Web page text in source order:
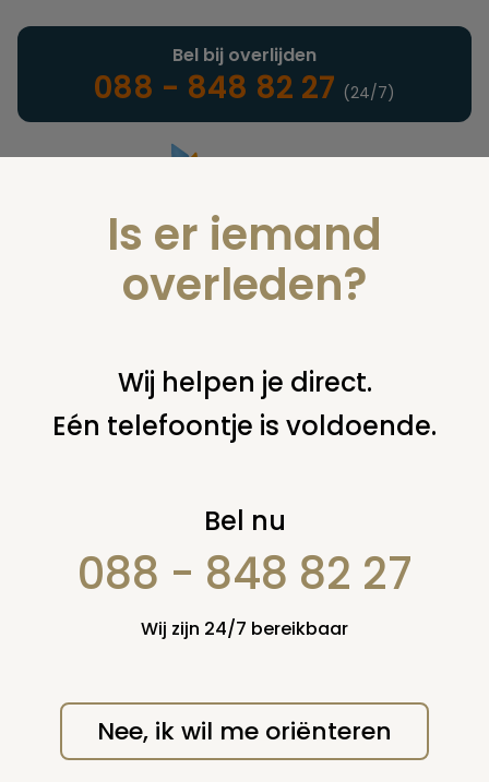
Landelijke uitvaartonderneming
Bel bij overlijden
088 - 848 82 27 (24/7)
U bent hier: home infotheek alle onderwerpen kunst en
herdenkingspannen
Herdenkingspannen
Is er iemand
overleden?
Wij helpen je direct.
Eén telefoontje is voldoende.
Bel nu
088 - 848 82 27
Wij zijn 24/7 bereikbaar
Nee, ik wil me oriënteren